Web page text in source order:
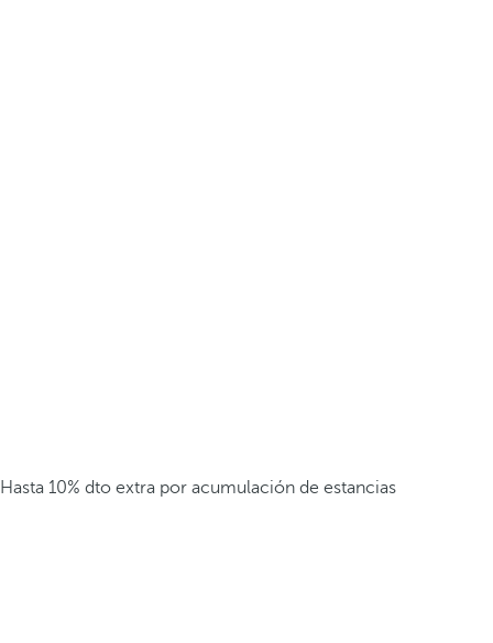
Hasta 10% dto extra por acumulación de estancias